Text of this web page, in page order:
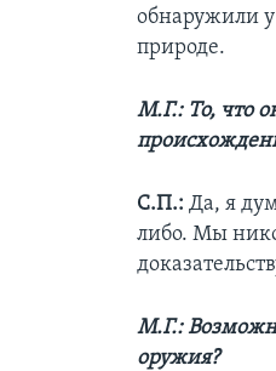
обнаружили
природе.
М.Г.: То, что
С.П.: Да, я
либо. Мы
М.Г.:
оружия?